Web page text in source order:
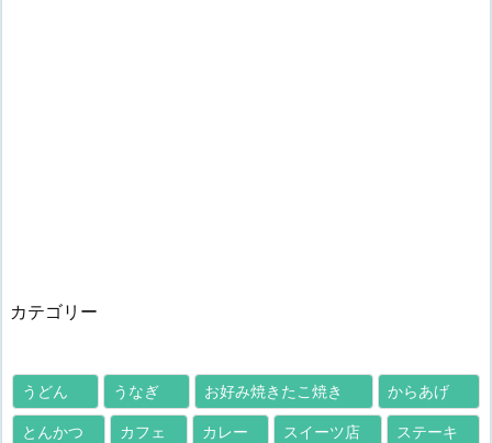
カテゴリー
うどん うなぎ お好み焼きたこ焼き からあげ
とんかつ カフェ カレー スイーツ店 ステーキ